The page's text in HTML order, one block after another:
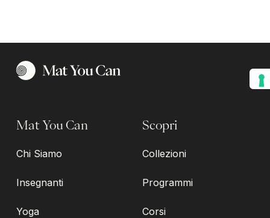
Mat You Can
Chi Siamo
Insegnanti
Yoga
Scopri
Collezioni
Programmi
Corsi